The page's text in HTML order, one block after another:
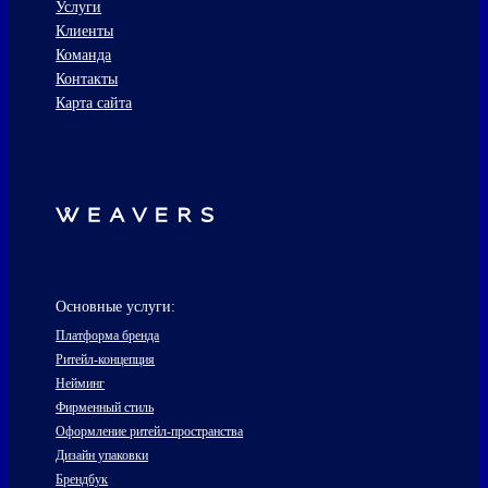
Услуги
Клиенты
Команда
Контакты
Карта сайта
Основные услуги:
Платформа бренда
Ритейл-концепция
Нейминг
Фирменный стиль
Оформление ритейл-пространства
Дизайн упаковки
Брендбук